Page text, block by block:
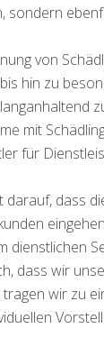
sondern
von
hin zu
mit
für
darauf, dass
dienstlichen
dass wir
wir zu